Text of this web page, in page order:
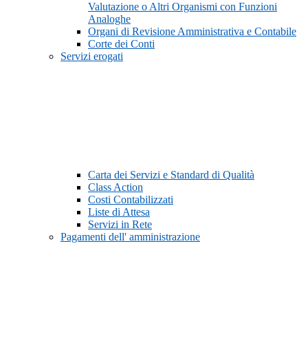
Valutazione o Altri Organismi con Funzioni
Analoghe
Organi di Revisione Amministrativa e Contabile
Corte dei Conti
Servizi erogati
Carta dei Servizi e Standard di Qualità
Class Action
Costi Contabilizzati
Liste di Attesa
Servizi in Rete
Pagamenti dell' amministrazione